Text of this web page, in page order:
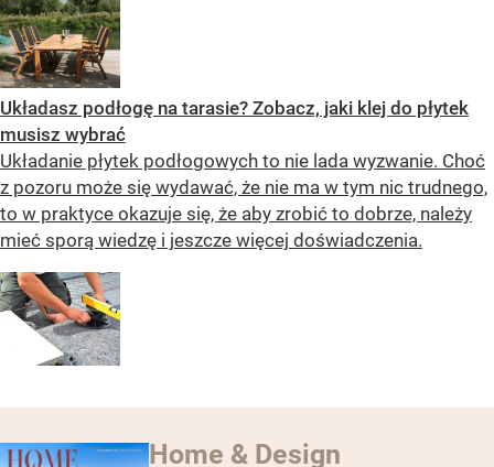
Układasz podłogę na tarasie? Zobacz, jaki klej do płytek
musisz wybrać
Układanie płytek podłogowych to nie lada wyzwanie. Choć
z pozoru może się wydawać, że nie ma w tym nic trudnego,
to w praktyce okazuje się, że aby zrobić to dobrze, należy
mieć sporą wiedzę i jeszcze więcej doświadczenia.
Home & Design